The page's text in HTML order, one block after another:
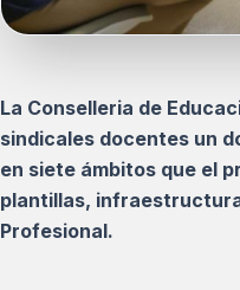
La Conselleria de
sindicales docentes un
en siete ámbitos que el
plantillas,
Profesional.